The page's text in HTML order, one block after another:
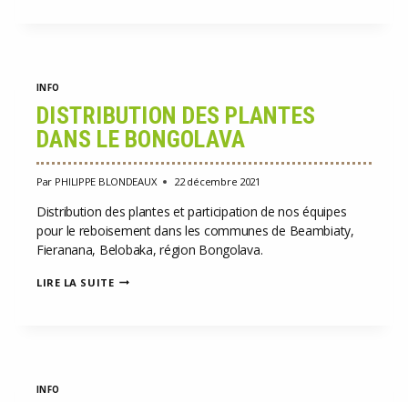
INFO
DISTRIBUTION DES PLANTES
DANS LE BONGOLAVA
Par PHILIPPE BLONDEAUX 22 décembre 2021
Distribution des plantes et participation de nos équipes
pour le reboisement dans les communes de Beambiaty,
Fieranana, Belobaka, région Bongolava.
LIRE LA SUITEDISTRIBUTION
INFO